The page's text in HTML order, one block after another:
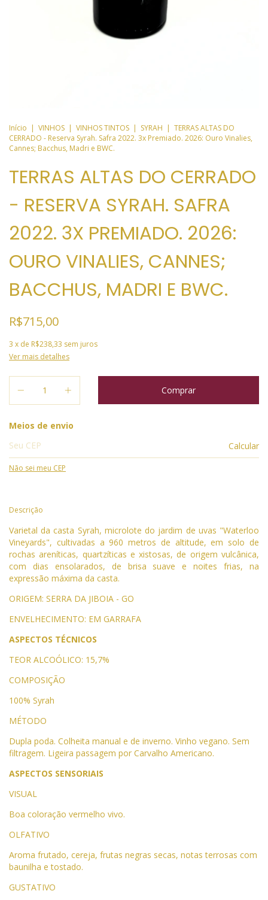
Início | VINHOS | VINHOS TINTOS | SYRAH | TERRAS ALTAS DO
CERRADO - Reserva Syrah. Safra 2022. 3x Premiado. 2026: Ouro Vinalies,
Cannes; Bacchus, Madri e BWC.
TERRAS ALTAS DO CERRADO
- RESERVA SYRAH. SAFRA
2022. 3X PREMIADO. 2026:
OURO VINALIES, CANNES;
BACCHUS, MADRI E BWC.
R$715,00
3 x de R$238,33 sem juros
Ver mais detalhes
Entregas para o CEP:
Meios de envio
Calcular
Não sei meu CEP
Descrição
Varietal da casta Syrah, microlote do jardim de uvas "Waterloo
Vineyards", cultivadas a 960 metros de altitude, em solo de
rochas areníticas, quartzíticas e xistosas, de origem vulcânica,
com dias ensolarados, de brisa suave e noites frias, na
expressão máxima da casta.
ORIGEM: SERRA DA JIBOIA - GO
ENVELHECIMENTO: EM GARRAFA
ASPECTOS TÉCNICOS
TEOR ALCOÓLICO: 15,7%
COMPOSIÇÃO
100% Syrah
MÉTODO
Dupla poda. Colheita manual e de inverno. Vinho vegano. Sem
filtragem. Ligeira passagem por Carvalho Americano.
ASPECTOS SENSORIAIS
VISUAL
Boa coloração vermelho vivo.
OLFATIVO
Aroma frutado, cereja, frutas negras secas, notas terrosas com
baunilha e tostado.
GUSTATIVO